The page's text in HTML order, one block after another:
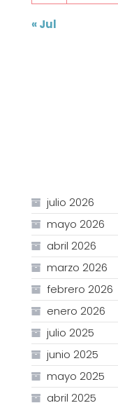
« Jul
julio 2026
mayo 2026
abril 2026
marzo 2026
febrero 2026
enero 2026
julio 2025
junio 2025
mayo 2025
abril 2025